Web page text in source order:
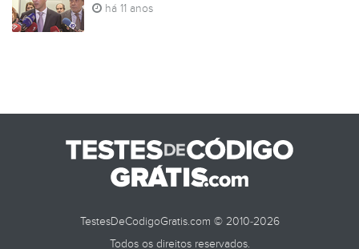
há 11 anos
TestesDeCodigoGratis.com © 2010-2026
Todos os direitos reservados.